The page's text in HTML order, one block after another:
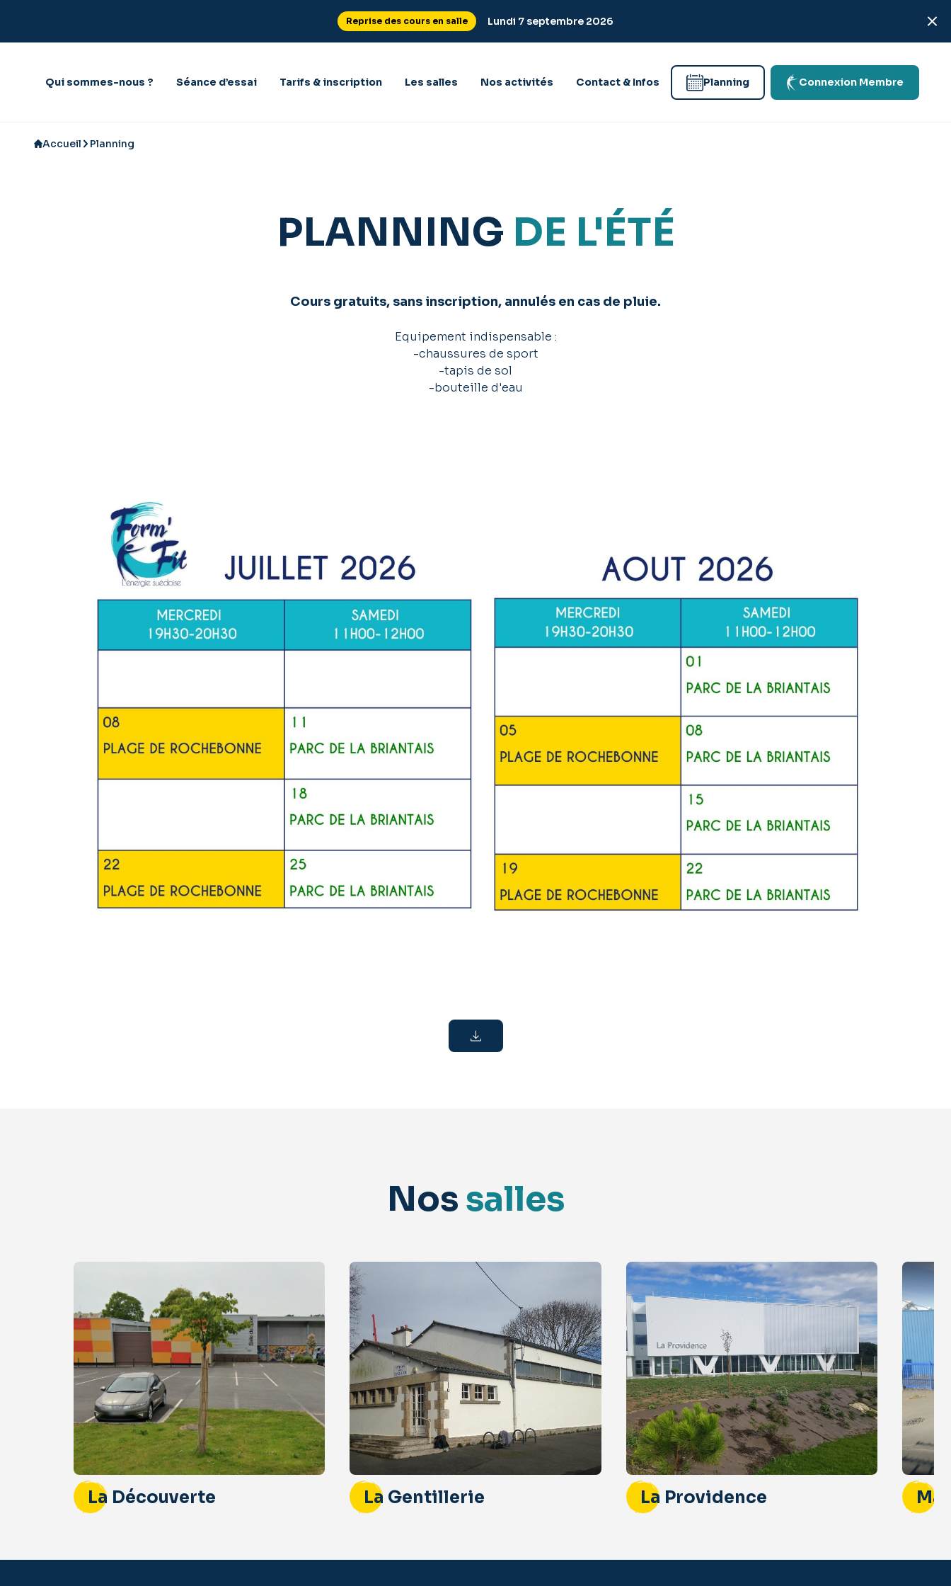
Reprise des cours en salle Lundi 7 septembre 2026
Qui sommes-nous ? Séance d’essai Tarifs & inscription Les salles Nos activités Contact & Infos Planning Connexion Membre
Accueil Planning
PLANNING DE L'ÉTÉ
Cours gratuits, sans inscription, annulés en cas de pluie.
Equipement indispensable :
-chaussures de sport
-tapis de sol
-bouteille d'eau
Nossalles
La Découverte La Gentillerie La Providence